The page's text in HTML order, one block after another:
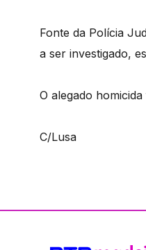
Fonte da Polícia
a ser investigado,
O alegado
C/Lusa